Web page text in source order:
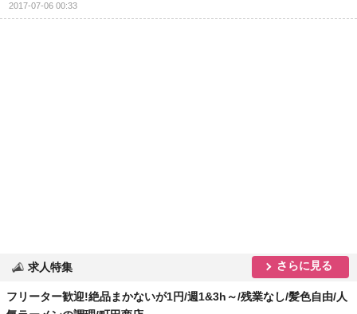
2017-07-06 00:33
求人特集 さらに見る
フリーター歓迎!絶品まかないが1円/週1&3h～/残業なし/髪色自由/人